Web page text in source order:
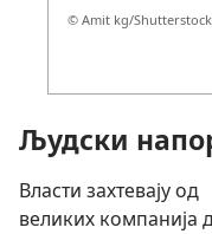
© Amit kg/Shutterstock
Људски
Власти захтевају од
великих компанија